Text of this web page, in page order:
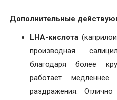
Дополнительные
LHA-кислота
производная
благодаря более
работает
раздражения.